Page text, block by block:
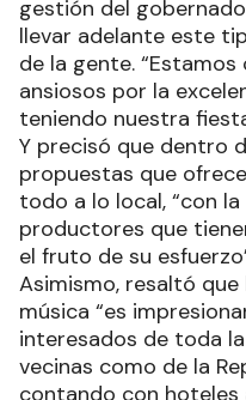
gestión del
llevar adelante este
de la gente.
ansiosos por la
teniendo nuestra
Y precisó que dentro
propuestas que
todo a lo local, “con
productores que
el fruto de su
Asimismo, resaltó
música “es
interesados de toda
vecinas como de la
contando con